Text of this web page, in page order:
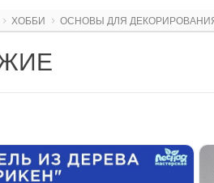
ХОББИ ОСНОВЫ ДЛЯ